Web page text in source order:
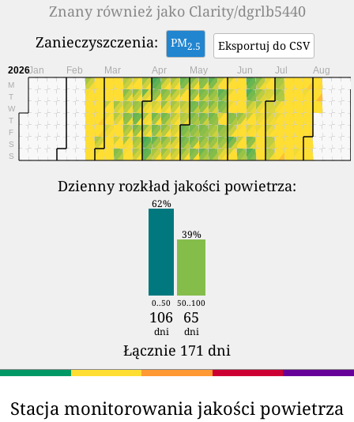
Znany również jakoClarity/dgrlb5440
Zanieczyszczenia:
PM2.5 Eksportuj do CSV
2026
M
T
W
T
F
S
S
Jan Feb Mar Apr May Jun Jul Aug
Dzienny rozkład jakości powietrza:
62%
39%
0..50 50..100
106 65
dni dni
Łącznie 171 dni
Stacja monitorowania jakości powietrza